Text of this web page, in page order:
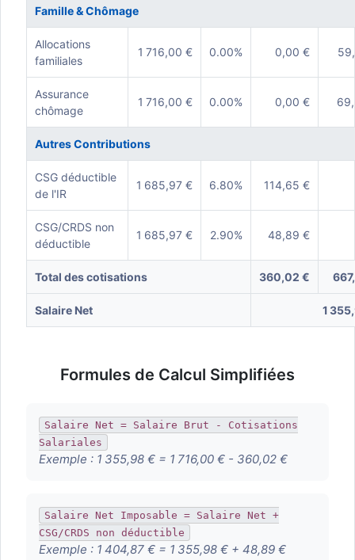
Famille & Chômage
Allocations
familiales
1 716,00 € 0.00% 0,00 €
Assurance
chômage
1 716,00 € 0.00% 0,00 €
Autres Contributions
CSG déductible
de l'IR
1 685,97 € 6.80% 114,65 €
CSG/CRDS non
déductible
1 685,97 € 2.90% 48,89 €
Total des cotisations 360,02 €
Salaire Net 1
Formules de Calcul Simplifiées
Salaire Net = Salaire Brut - Cotisations
Salariales
Exemple : 1 355,98 € = 1 716,00 € - 360,02 €
Salaire Net Imposable = Salaire Net +
CSG/CRDS non déductible
Exemple : 1 404,87 € = 1 355,98 € + 48,89 €